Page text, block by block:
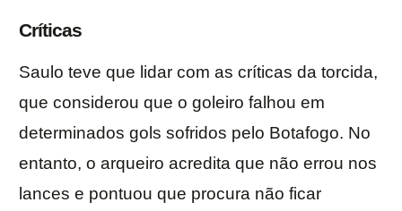
Críticas
Saulo teve que lidar com as críticas da torcida,
que considerou que o goleiro falhou em
determinados gols sofridos pelo Botafogo. No
entanto, o arqueiro acredita que não errou nos
lances e pontuou que procura não ficar